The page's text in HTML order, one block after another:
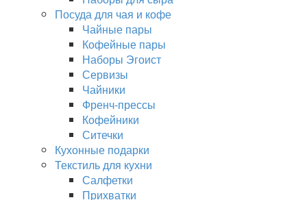
Посуда для чая и кофе
Чайные пары
Кофейные пары
Наборы Эгоист
Сервизы
Чайники
Френч-прессы
Кофейники
Ситечки
Кухонные подарки
Текстиль для кухни
Салфетки
Прихватки